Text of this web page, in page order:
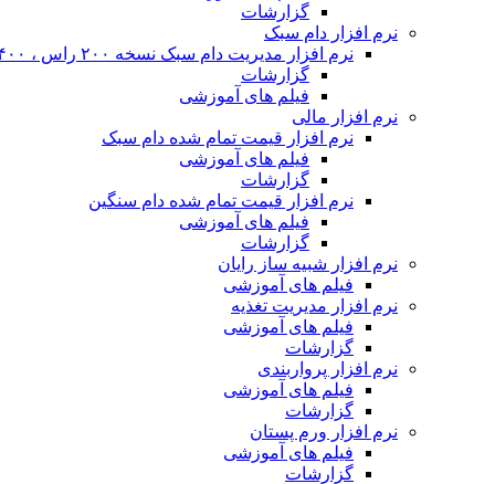
گزارشات
نرم افزار دام سبک
نرم افزار مدیریت دام سبک نسخه ۲۰۰ راس ، ۴۰۰ راس و نا محدود
گزارشات
فیلم های آموزشی
نرم افزار مالی
نرم افزار قیمت تمام شده دام سبک
فیلم های آموزشی
گزارشات
نرم افزار قیمت تمام شده دام سنگین
فیلم های آموزشی
گزارشات
نرم افزار شبیه ساز رایان
فیلم های آموزشی
نرم افزار مدیریت تغذیه
فیلم های آموزشی
گزارشات
نرم افزار پرواربندی
فیلم های آموزشی
گزارشات
نرم افزار ورم پستان
فیلم های آموزشی
گزارشات